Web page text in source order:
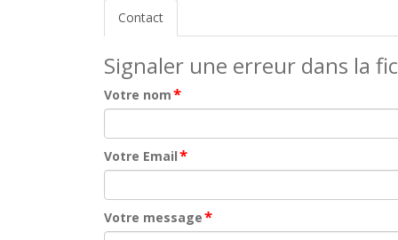
Contact
Signaler une erreur dans la
Votre nom*
Votre Email*
Votre message*